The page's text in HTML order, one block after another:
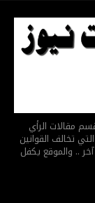
مقالات الرأي
تخالف القوانين
.. والموقع يكفل